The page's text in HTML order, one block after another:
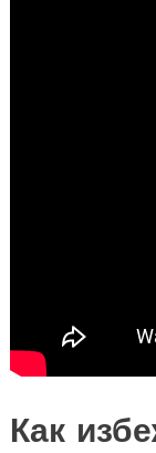
Как